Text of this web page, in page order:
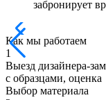
забронирует
Как мы работаем
1
Выезд дизайнера-
с образцами, оценка
Выбор материала